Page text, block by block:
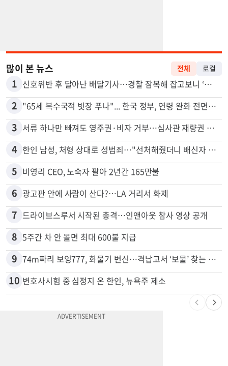
많이 본 뉴스
1 신호위반 후 달아난 배달기사…경찰 잠복해 잡고보니 ‘반전’
2 "65세 복수국적 빗장 푸나"... 한국 정부, 연령 완화 전면 추진
3 서류 하나만 빠져도 영주권·비자 거부…심사관 재량권 대폭 확대
4
5 비영리 CEO, 노숙자 팔아 2년간 165만불
6 광고판 안에 사람이 산다?…LA 거리서 화제
7 드라이브스루서 시작된 총격…인앤아웃 참사 영상 공개
8 5주간 차 안 몰면 최대 600불 지급
9